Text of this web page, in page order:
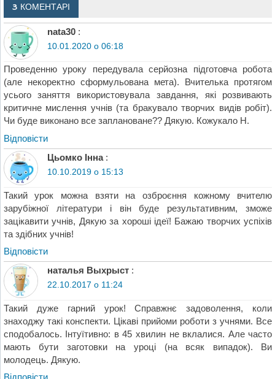
3 КОМЕНТАРІ
nata30 :
10.01.2020 о 06:18
Проведенню уроку передувала серйозна підготовча робота
(але некоректно сформульована мета). Вчителька протягом
усього заняття використовувала завдання, які розвивають
критичне мислення учнів (та бракувало творчих видів робіт).
Чи буде виконано все заплановане?? Дякую. Кожукало Н.
Відповіcти
Цьомко Інна :
10.10.2019 о 15:13
Такий урок можна взяти на озброєння кожному вчителю
зарубіжної літератури і він буде результативним, зможе
зацікавити учнів, Дякую за хороші ідеї! Бажаю творчих успіхів
та здібних учнів!
Відповіcти
наталья Выхрыст :
22.10.2017 о 11:24
Такий дуже гарний урок! Справжнє задоволення, коли
знаходжу такі конспекти. Цікаві прийоми роботи з учнями. Все
сподобалось. Інтуїтивно: в 45 хвилин не вклалися. Але часто
мають бути заготовки на уроці (на всяк випадок). Ви
молодець. Дякую.